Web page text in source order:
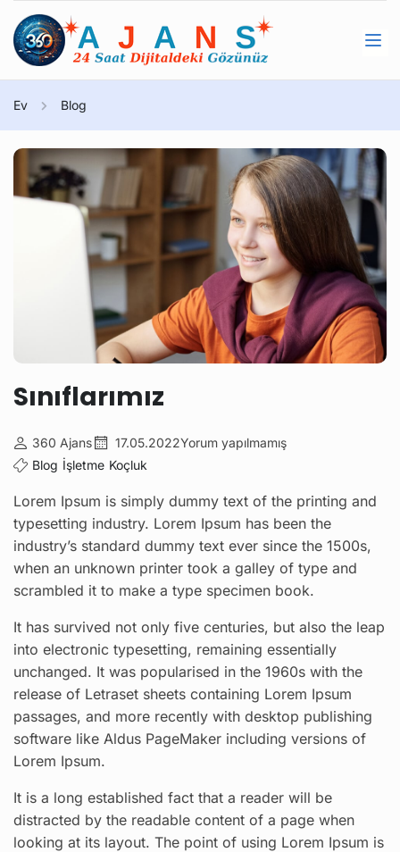
Ev Blog
Sınıflarımız
360 Ajans 17.05.2022Yorum yapılmamış
Blog İşletme Koçluk
Lorem Ipsum is simply dummy text of the printing and
typesetting industry. Lorem Ipsum has been the
industry’s standard dummy text ever since the 1500s,
when an unknown printer took a galley of type and
scrambled it to make a type specimen book.
It has survived not only five centuries, but also the leap
into electronic typesetting, remaining essentially
unchanged. It was popularised in the 1960s with the
release of Letraset sheets containing Lorem Ipsum
passages, and more recently with desktop publishing
software like Aldus PageMaker including versions of
Lorem Ipsum.
It is a long established fact that a reader will be
distracted by the readable content of a page when
looking at its layout. The point of using Lorem Ipsum is